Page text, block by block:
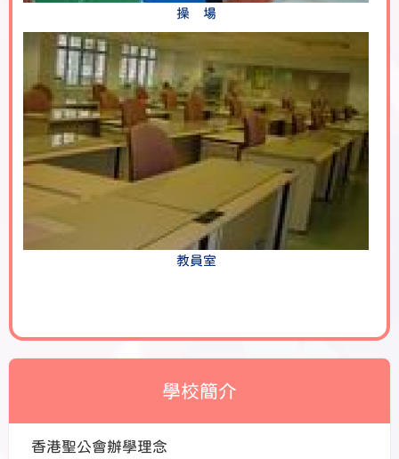
操 場
教員室
學校簡介
香港聖公會辦學理念